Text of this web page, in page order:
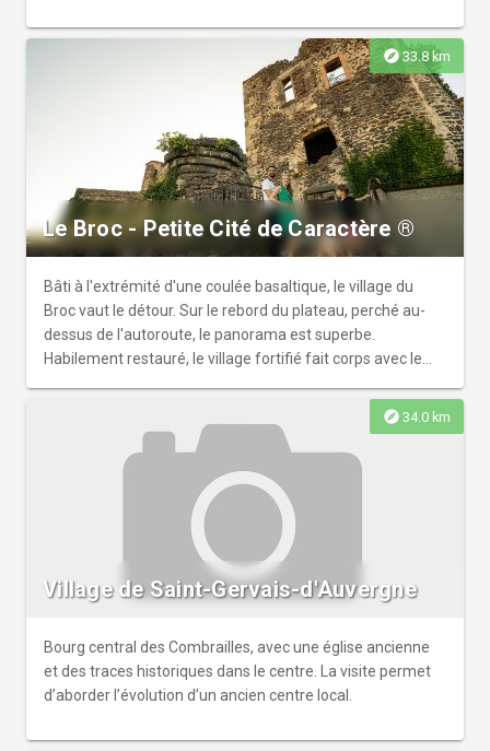
explore 33.8 km
Le Broc - Petite Cité de Caractère ®
Bâti à l'extrémité d'une coulée basaltique, le village du
Broc vaut le détour. Sur le rebord du plateau, perché au-
dessus de l'autoroute, le panorama est superbe.
Habilement restauré, le village fortifié fait corps avec le
explore 34.0 km
Village de Saint-Gervais-d'Auvergne
Bourg central des Combrailles, avec une église ancienne
et des traces historiques dans le centre. La visite permet
d’aborder l’évolution d’un ancien centre local.